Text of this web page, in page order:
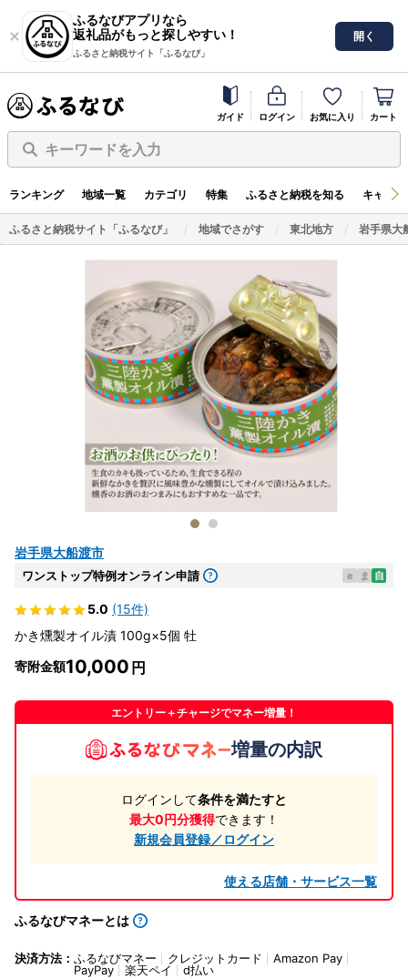
ふるなびアプリなら
返礼品がもっと探しやすい！
ふるさと納税サイト「ふるなび」
開く
ガイド ログイン お気に入り カート
キーワードを入力
ランキング 地域一覧 カテゴリ 特集 ふるさと納税を知る キャン
ふるさと納税サイト「ふるなび」 地域でさがす 東北地方 岩手県大
岩手県大船渡市
ワンストップ特例オンライン申請 e ま 自
5.0 (15件)
かき燻製オイル漬 100g×5個 牡
寄附金額10,000
エントリー＋チャージでマネー増量！
増量の内訳
ログインして条件を満たすと
最大0円分獲得できます！
新規会員登録／ログイン
使える店舗・サービス一覧
ふるなびマネーとは
決済方法： ふるなびマネー クレジットカード
Amazon Pay
PayPay
楽天ペイ d払い